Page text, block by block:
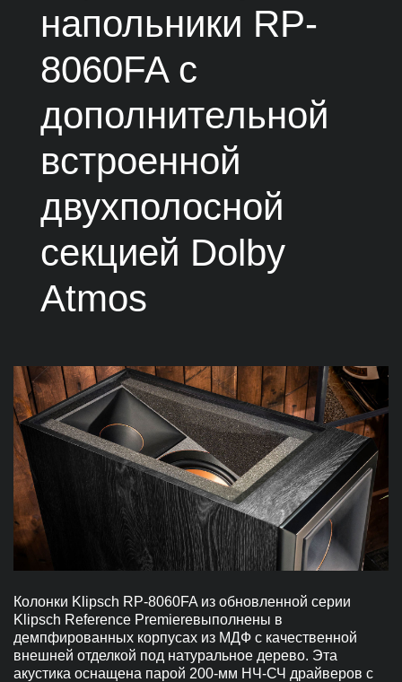
напольники RP-
8060FA с
дополнительной
встроенной
двухполосной
секцией Dolby
Atmos
Колонки Klipsch RP-8060FA из обновленной серии
Klipsch Reference Premiereвыполнены в
демпфированных корпусах из МДФ с качественной
внешней отделкой под натуральное дерево. Эта
акустика оснащена парой 200-мм НЧ-СЧ драйверов с